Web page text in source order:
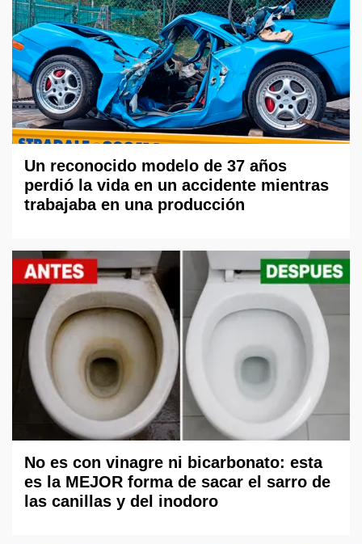
Un reconocido modelo de 37 años
perdió la vida en un accidente mientras
trabajaba en una producción
No es con vinagre ni bicarbonato: esta
es la MEJOR forma de sacar el sarro de
las canillas y del inodoro